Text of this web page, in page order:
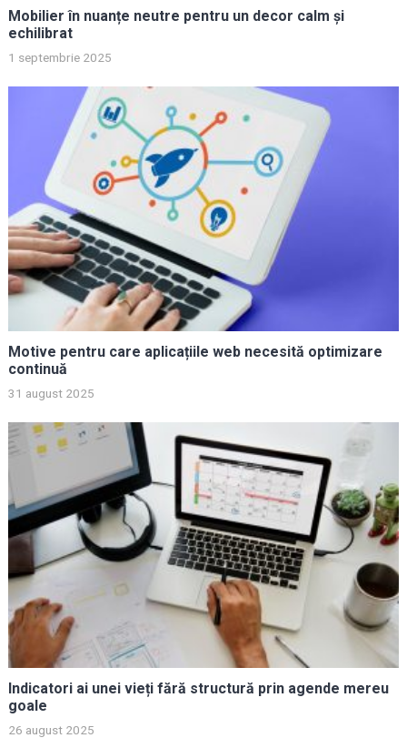
Mobilier în nuanțe neutre pentru un decor calm și
echilibrat
1 septembrie 2025
Motive pentru care aplicațiile web necesită optimizare
continuă
31 august 2025
Indicatori ai unei vieți fără structură prin agende mereu
goale
26 august 2025